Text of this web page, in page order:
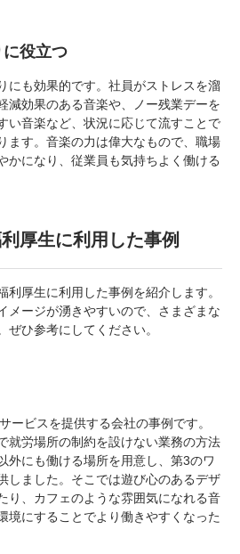
役立つ
にも効果的です。社員がストレスを溜
減効果のある音楽や、ノー残業デーを
い音楽など、状況に応じて流すことで
ます。音楽の力は偉大なもので、職場
かになり、従業員も気持ちよく働ける
厚生に利用した事例
利厚生に利用した事例を紹介します。
メージが湧きやすいので、さまざまな
ひ参考にしてください。
ービスを提供する会社の事例です。
就労場所の制約を設けない業務の方法
外にも働ける場所を用意し、第3のワ
しました。そこでは遊び心のあるデザ
り、カフェのような雰囲気になれる音
境にすることでより働きやすくなった